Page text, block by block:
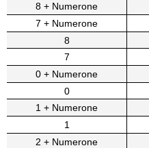
8 + Numerone
7 + Numerone
8
7
0 + Numerone
0
1 + Numerone
1
2 + Numerone